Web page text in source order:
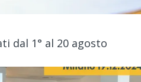
dal 1° al 20 agosto